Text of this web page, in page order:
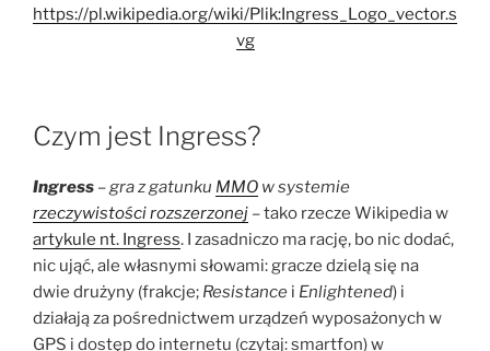
https://pl.wikipedia.org/wiki/Plik:Ingress_Logo_vector.s
vg
Czym jest Ingress?
Ingress – gra z gatunku MMO w systemie
rzeczywistości rozszerzonej – tako rzecze Wikipedia w
artykule nt. Ingress. I zasadniczo ma rację, bo nic dodać,
nic ująć, ale własnymi słowami: gracze dzielą się na
dwie drużyny (frakcje; Resistance i Enlightened) i
działają za pośrednictwem urządzeń wyposażonych w
GPS i dostęp do internetu (czytaj: smartfon) w